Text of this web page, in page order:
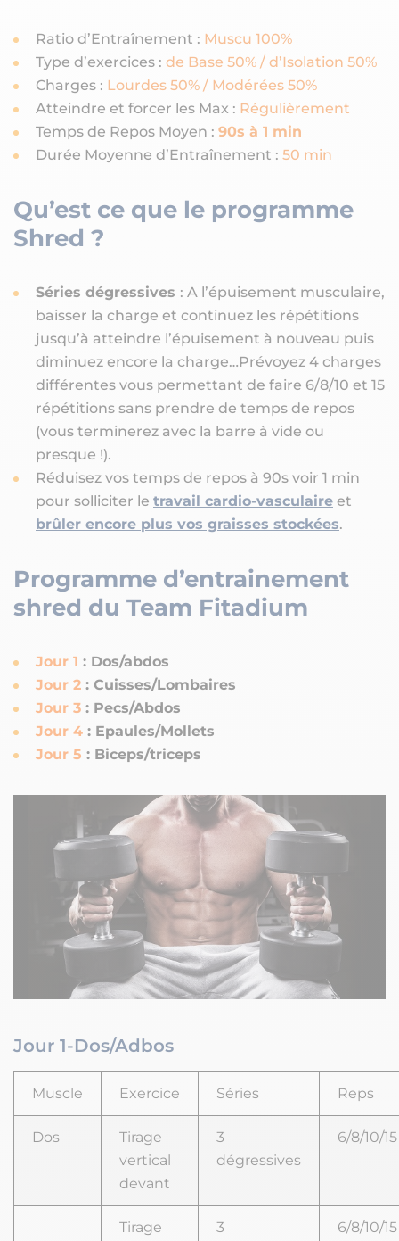
Ratio d’Entraînement : Muscu 100%
Type d’exercices : de Base 50% / d’Isolation 50%
Charges : Lourdes 50% / Modérées 50%
Atteindre et forcer les Max : Régulièrement
Temps de Repos Moyen : 90s à 1 min
Durée Moyenne d’Entraînement : 50 min
Qu’est ce que le programme
Shred ?
Séries dégressives : A l’épuisement musculaire,
baisser la charge et continuez les répétitions
jusqu’à atteindre l’épuisement à nouveau puis
diminuez encore la charge…Prévoyez 4 charges
différentes vous permettant de faire 6/8/10 et 15
répétitions sans prendre de temps de repos
(vous terminerez avec la barre à vide ou
presque !).
Réduisez vos temps de repos à 90s voir 1 min
pour solliciter le travail cardio-vasculaire et
brûler encore plus vos graisses stockées.
Programme d’entrainement
shred du Team Fitadium
Jour 1 : Dos/abdos
Jour 2 : Cuisses/Lombaires
Jour 3 : Pecs/Abdos
Jour 4 : Epaules/Mollets
Jour 5 : Biceps/triceps
Jour 1-Dos/Adbos
Muscle Exercice Séries Reps
Dos
Tirage
vertical
devant
3
dégressives
6/8/10/15
Tirage
3
6/8/10/15